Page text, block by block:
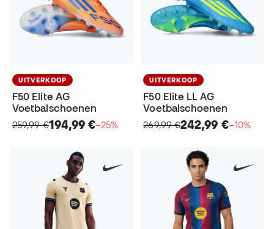
UITVERKOOP
F50 Elite AG
Voetbalschoenen
259,99 €194,99 €−25%
UITVERKOOP
F50 Elite LL AG
Voetbalschoenen
269,99 €242,99 €−10%